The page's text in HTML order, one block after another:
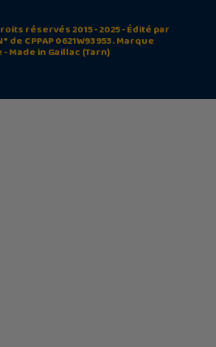
réservés 2015 - 2025 - Édité par
de CPPAP 0621W93953. Marque
Made in Gaillac (Tarn)